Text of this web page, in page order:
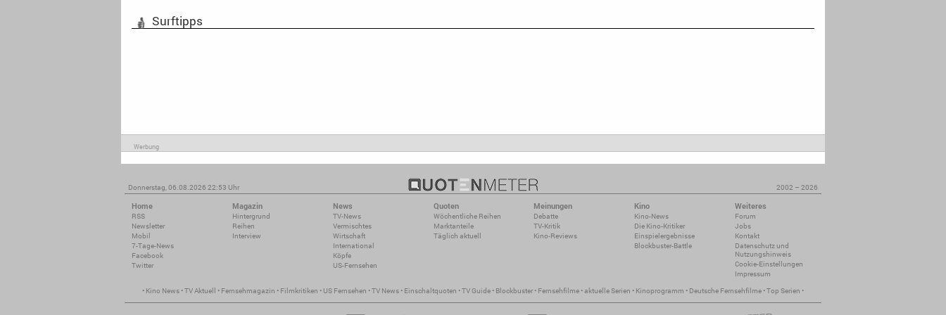
Surftipps
Werbung
Donnerstag, 06.08.2026 22:53 Uhr 2002 – 2026
Home
RSS
Newsletter
Mobil
7-Tage-News
Facebook
Twitter
Magazin
Hintergrund
Reihen
Interview
News
TV-News
Vermischtes
Wirtschaft
International
Köpfe
US-Fernsehen
Quoten
Wöchentliche Reihen
Marktanteile
Täglich aktuell
Meinungen
Debatte
TV-Kritik
Kino-Reviews
Kino
Kino-News
Die Kino-Kritiker
Einspielergebnisse
Blockbuster-Battle
Weiteres
Forum
Jobs
Kontakt
Datenschutz und
Nutzungshinweis
Cookie-Einstellungen
Impressum
• Kino News •TV Aktuell • Fernsehmagazin • Filmkritiken • US Fernsehen •TV News • Einschaltquoten •TV Guide • Blockbuster • Fernsehfilme •aktuelle Serien • Kinoprogramm • Deutsche Fernsehfilme •Top Serien •